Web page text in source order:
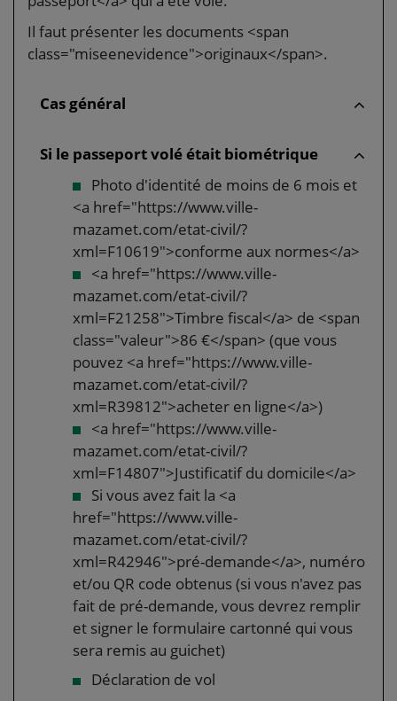
Il faut présenter les documents <span
class="miseenevidence">originaux</span>.
Cas général
Si le passeport volé était biométrique
Photo d'identité de moins de 6 mois et
<a href="https://www.ville-
mazamet.com/etat-civil/?
xml=F10619">conforme aux normes</a>
<a href="https://www.ville-
mazamet.com/etat-civil/?
xml=F21258">Timbre fiscal</a> de <span
class="valeur">86 €</span> (que vous
pouvez <a href="https://www.ville-
mazamet.com/etat-civil/?
xml=R39812">acheter en ligne</a>)
<a href="https://www.ville-
mazamet.com/etat-civil/?
xml=F14807">Justificatif du domicile</a>
Si vous avez fait la <a
href="https://www.ville-
mazamet.com/etat-civil/?
xml=R42946">pré-demande</a>, numéro
et/ou QR code obtenus (si vous n'avez pas
fait de pré-demande, vous devrez remplir
et signer le formulaire cartonné qui vous
sera remis au guichet)
Déclaration de vol